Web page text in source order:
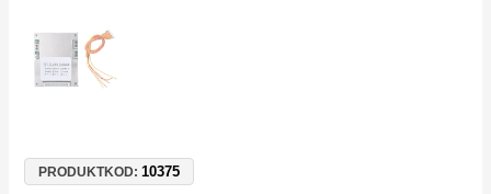
PRODUKTKOD:10375